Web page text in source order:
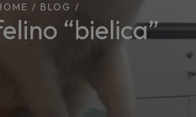
/ BLOG /
“bielica”